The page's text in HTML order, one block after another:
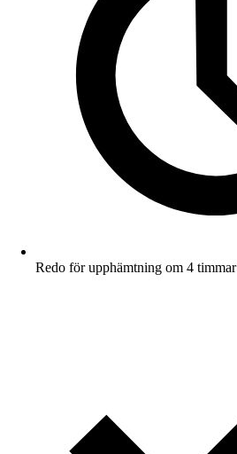
Redo för upphämtning om 4 timmar